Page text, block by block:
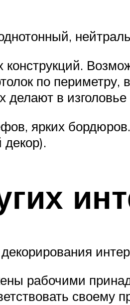
по периметру,
в изголовье
ярких
декор).
рабочими
своему